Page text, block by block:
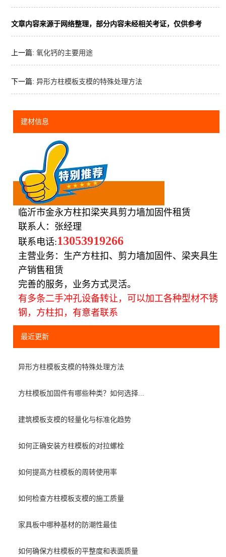
文章内容来源于网络整理，部分内容未经相关考证，仅供参考
上一篇: 氧化钙的主要用途
下一篇: 异形方柱模板支模的特殊处理方法
建材信息
临沂市金永方柱扣梁夹具剪力墙加固件租赁
联系人：张经理
联系电话:13053919266
主营业务：生产方柱扣、剪力墙加固件、梁夹具生
产销售租赁
完善的服务，业务方式灵活。
有多条二手冲孔设备转让，可以加工各种型材不锈
钢，方柱扣，有意者联系
最近更新
异形方柱模板支模的特殊处理方法
方柱模板加固件有哪些种类？如何选择...
建筑模板支模的轻量化与标准化趋势
如何正确安装方柱模板的对拉螺栓
如何提高方柱模板的周转使用率
如何检查方柱模板支模的施工质量
家具板中哪种基材的防潮性最佳
如何确保方柱模板的平整度和表面质量